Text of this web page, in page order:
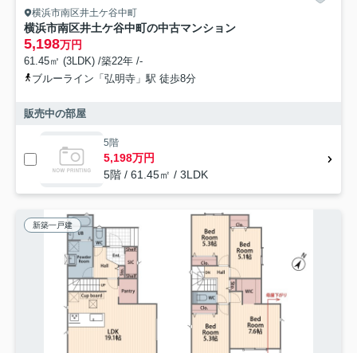
横浜市南区井土ケ谷中町
横浜市南区井土ケ谷中町の中古マンション
5,198万円
61.45㎡ (3LDK) /築22年 /-
ブルーライン「弘明寺」駅 徒歩8分
販売中の部屋
5階
5,198万円
5階 / 61.45㎡ / 3LDK
新築一戸建